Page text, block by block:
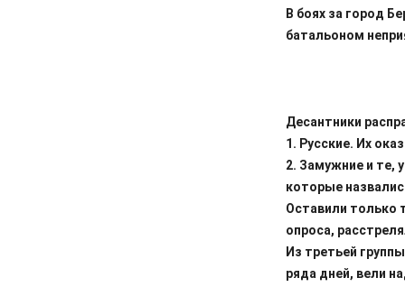
В боях за город
батальоном
Десантники
1. Русские. Их
2. Замужние и те,
которые
Оставили только
опроса,
Из третьей
ряда дней, вели